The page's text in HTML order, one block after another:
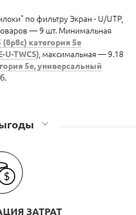
по фильтру Экран - U/UTP,
— 9 шт. Минимальная
категория 5е
U-TWCS), максимальная — 9.18
5е, универсальный
ЗАТРАТ